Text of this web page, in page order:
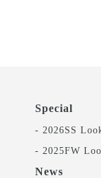
Special
- 2026SS
- 2025FW
News